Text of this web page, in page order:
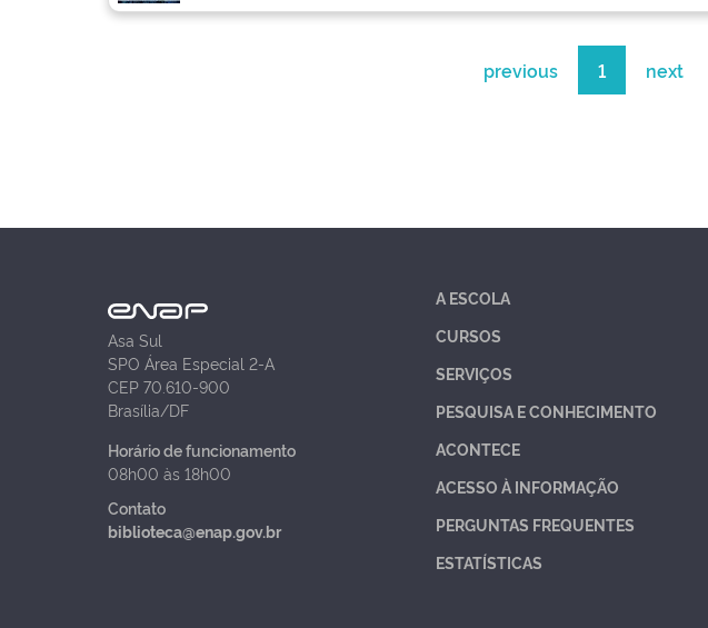
previous 1 next
Asa Sul
SPO Área Especial 2-A
CEP 70.610-900
Brasília/DF
Horário de funcionamento
08h00 às 18h00
Contato
biblioteca@enap.gov.br
A ESCOLA
CURSOS
SERVIÇOS
PESQUISA E CONHECIMENTO
ACONTECE
ACESSO À INFORMAÇÃO
PERGUNTAS FREQUENTES
ESTATÍSTICAS